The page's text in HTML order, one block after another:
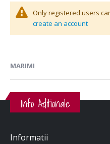
Only registered users
create an account
MARIMI
Info Aditionale
Informatii